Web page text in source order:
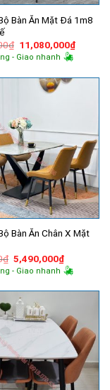
Bàn Ăn Mặt Đá 1m8
₫ Giá
gốc
là:
11,080,000₫Giá
hiện
- Giao nhanh
Bàn Ăn Chân X Mặt
₫ Giá
gốc
là:
5,490,000₫Giá
hiện
tại
- Giao nhanh